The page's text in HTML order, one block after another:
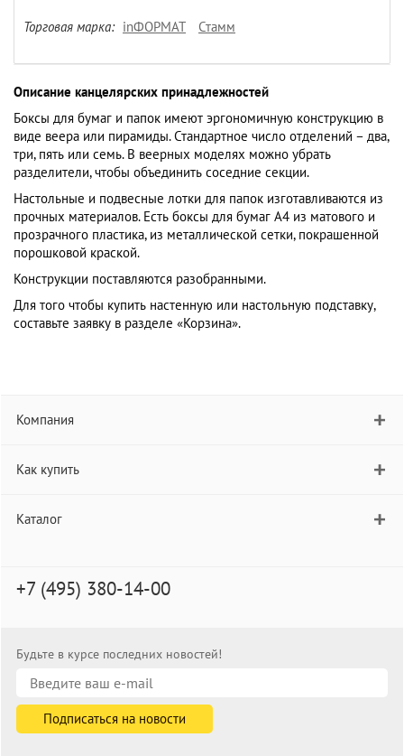
Торговая марка: inФОРМАТ Стамм
Описание канцелярских принадлежностей
Боксы для бумаг и папок имеют эргономичную конструкцию в
виде веера или пирамиды. Стандартное число отделений – два,
три, пять или семь. В веерных моделях можно убрать
разделители, чтобы объединить соседние секции.
Настольные и подвесные лотки для папок изготавливаются из
прочных материалов. Есть боксы для бумаг А4 из матового и
прозрачного пластика, из металлической сетки, покрашенной
порошковой краской.
Конструкции поставляются разобранными.
Для того чтобы купить настенную или настольную подставку,
составьте заявку в разделе «Корзина».
Компания
Как купить
Каталог
+7 (495) 380-14-00
Будьте в курсе последних новостей!